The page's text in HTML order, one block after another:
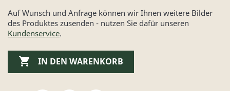
Auf Wunsch und Anfrage können wir Ihnen weitere Bilder
des Produktes zusenden - nutzen Sie dafür unseren
Kundenservice.
 IN DEN WARENKORB